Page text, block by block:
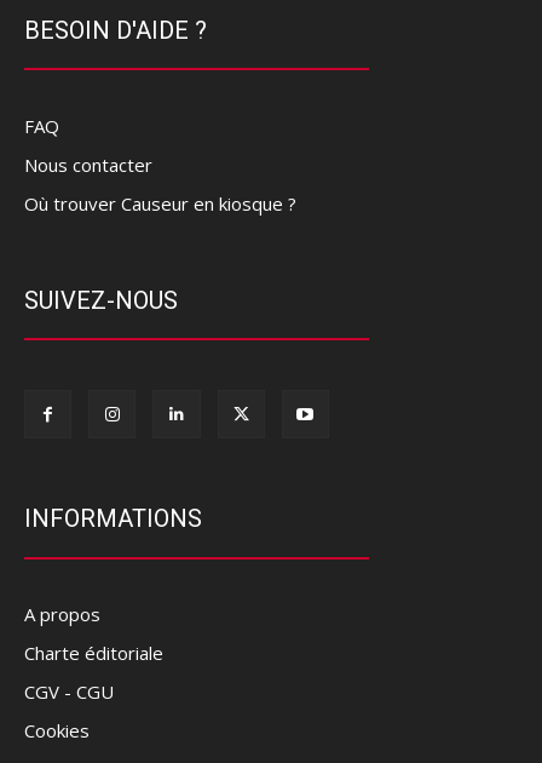
BESOIN D'AIDE ?
FAQ
Nous contacter
Où trouver Causeur en kiosque ?
SUIVEZ-NOUS
INFORMATIONS
A propos
Charte éditoriale
CGV - CGU
Cookies